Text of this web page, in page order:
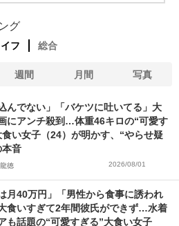
グ
フ 総合
週間 月間 写真
んでない」「バケツに吐いてる」大
にアンチ殺到…体重46キロの“可愛す
食い女子（24）が明かす、“やらせ疑
本音
徳 2026/08/01
月40万円」「男性から食事に誘われ
食いすぎて2年間彼氏ができず…水着
も話題の“可愛すぎる”大食い女子